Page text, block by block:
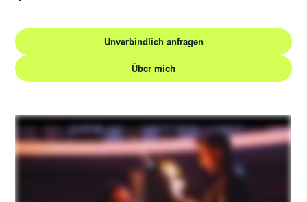
Unverbindlich anfragen
Über mich